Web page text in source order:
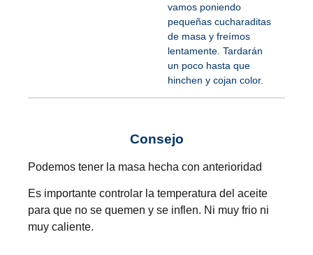
vamos poniendo
pequeñas cucharaditas
de masa y freímos
lentamente. Tardarán
un poco hasta que
hinchen y cojan color.
Consejo
Podemos tener la masa hecha con anterioridad
Es importante controlar la temperatura del aceite
para que no se quemen y se inflen. Ni muy frio ni
muy caliente.